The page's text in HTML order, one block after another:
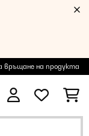
връщане на продукта